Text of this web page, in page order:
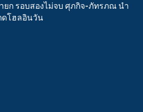
ยก รอบสองไม่จบ ศุภกิจ-ภัทรภณ นำ
ดโฮลอินวัน